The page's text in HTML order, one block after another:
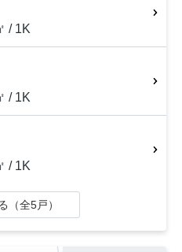
/ 1K
/ 1K
/ 1K
（全5戸）